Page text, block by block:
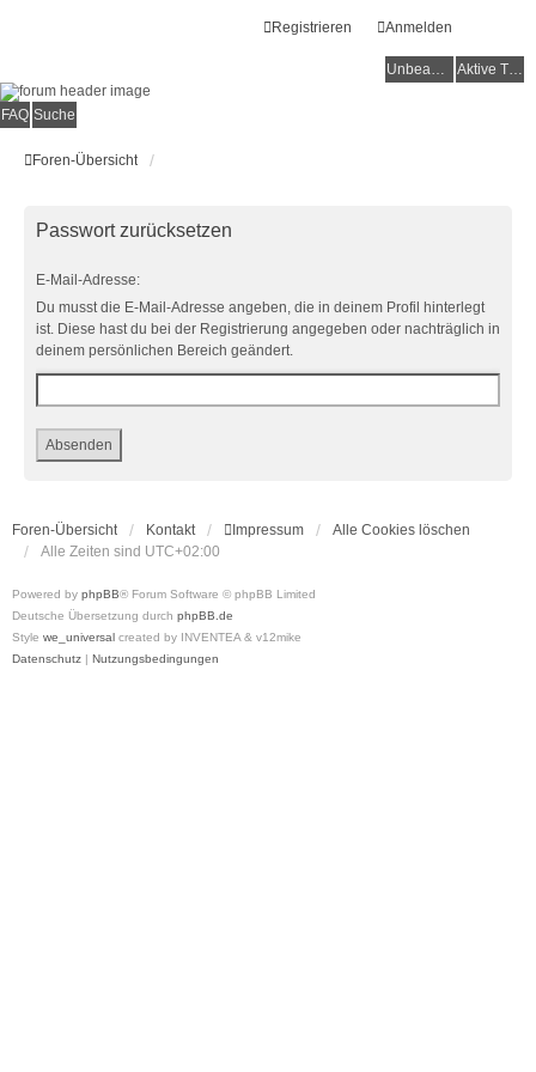
Anmelden
Registrieren
Unbeantwortete Themen Aktive Themen
FAQ Suche
Foren-Übersicht
Passwort zurücksetzen
E-Mail-Adresse:
Du musst die E-Mail-Adresse angeben, die in deinem Profil hinterlegt
ist. Diese hast du bei der Registrierung angegeben oder nachträglich in
deinem persönlichen Bereich geändert.
Foren-Übersicht Kontakt Impressum
Alle Cookies löschen
Alle Zeiten sind UTC+02:00
Powered by phpBB® Forum Software © phpBB Limited
Deutsche Übersetzung durch phpBB.de
Style we_universal created by INVENTEA & v12mike
Datenschutz | Nutzungsbedingungen